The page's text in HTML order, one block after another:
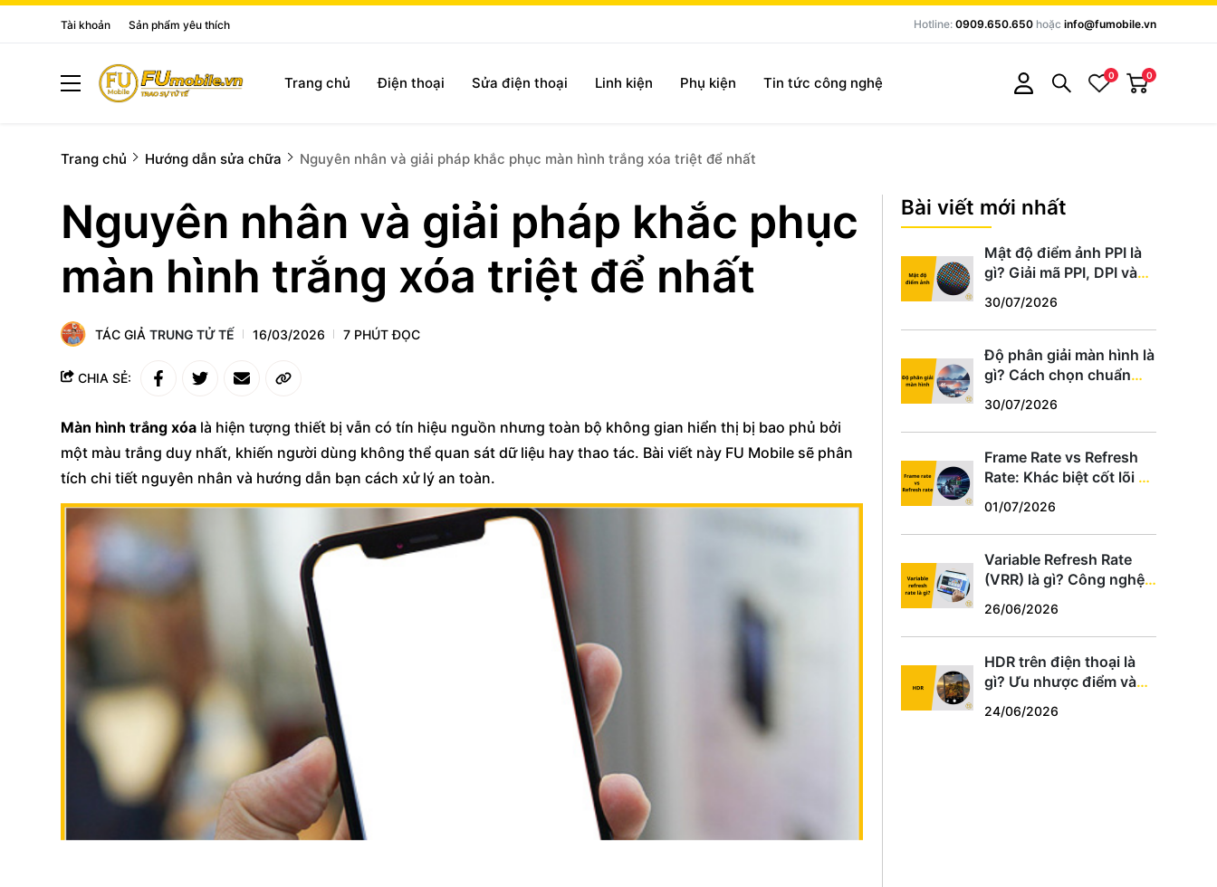
Tài khoản Sản phẩm yêu thích Hotline: 0909.650.650 hoặc info@fumobile.vn
Trang chủ Điện thoại Sửa điện thoại Linh kiện Phụ kiện Tin tức công nghệ 0 0
Trang chủ Hướng dẫn sửa chữa Nguyên nhân và giải pháp khắc phục màn hình trắng xóa triệt để nhất
Nguyên nhân và giải pháp khắc phục
màn hình trắng xóa triệt để nhất
TÁC GIẢ TRUNG TỬ TẾ 16/03/2026 7 PHÚT ĐỌC
CHIA SẺ:
Màn hình trắng xóa là hiện tượng thiết bị vẫn có tín hiệu nguồn nhưng toàn bộ không gian hiển thị bị bao phủ bởi
một màu trắng duy nhất, khiến người dùng không thể quan sát dữ liệu hay thao tác. Bài viết này FU Mobile sẽ phân
tích chi tiết nguyên nhân và hướng dẫn bạn cách xử lý an toàn.
Bài viết mới nhất
Mật độ điểm ảnh PPI là
gì? Giải mã PPI, DPI và
chuẩn
30/07/2026
Độ phân giải màn hình là
gì? Cách chọn chuẩn
hợp
30/07/2026
Frame Rate vs Refresh
Rate: Khác biệt cốt lõi và
hợp
01/07/2026
Variable Refresh Rate
(VRR) là gì? Công nghệ
thủ PC, PS5, Xbox
26/06/2026
HDR trên điện thoại là
gì? Ưu nhược điểm và
24/06/2026